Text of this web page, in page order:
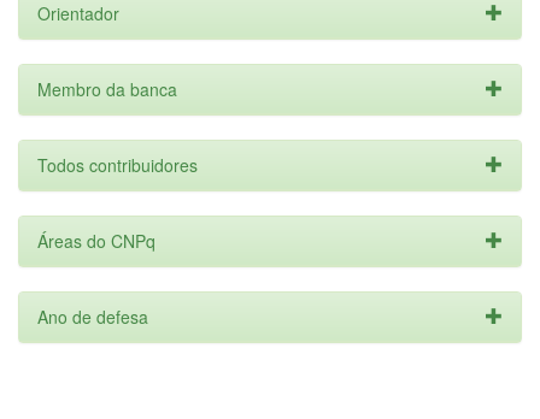
Orientador
Membro da banca
Todos contribuidores
Áreas do CNPq
Ano de defesa